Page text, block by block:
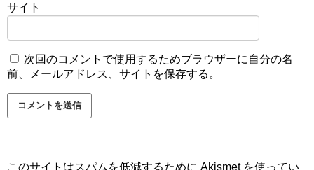
サイト
次回のコメントで使用するためブラウザーに自分の名
前、メールアドレス、サイトを保存する。
このサイトはスパムを低減するために Akismet を使ってい